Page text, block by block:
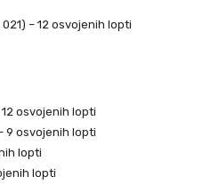
– 12 osvojenih lopti
osvojenih lopti
9 osvojenih lopti
lopti
lopti